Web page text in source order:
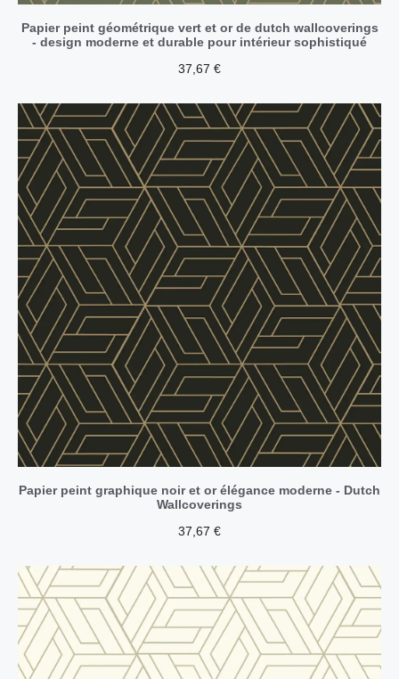
Papier peint géométrique vert et or de dutch wallcoverings
- design moderne et durable pour intérieur sophistiqué
37,67 €
Papier peint graphique noir et or élégance moderne - Dutch
Wallcoverings
37,67 €